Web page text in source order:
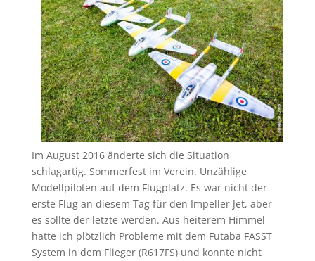
Im August 2016 änderte sich die Situation
schlagartig. Sommerfest im Verein. Unzählige
Modellpiloten auf dem Flugplatz. Es war nicht der
erste Flug an diesem Tag für den Impeller Jet, aber
es sollte der letzte werden. Aus heiterem Himmel
hatte ich plötzlich Probleme mit dem Futaba FASST
System in dem Flieger (R617FS) und konnte nicht